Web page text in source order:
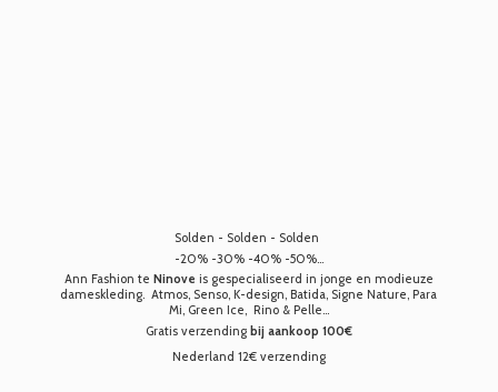
Solden - Solden - Solden
-20% -30% -40% -50%...
Ann Fashion te Ninove is gespecialiseerd in jonge en modieuze
dameskleding. Atmos, Senso, K-design, Batida, Signe Nature, Para
Mi, Green Ice, Rino & Pelle...
Gratis verzending bij aankoop 100€
Nederland 12€ verzending